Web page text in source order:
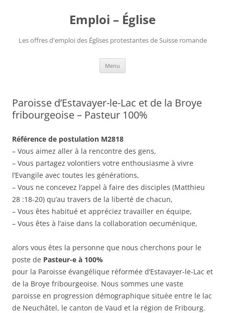
Emploi – Église
Les offres d'emploi des Églises protestantes de Suisse romande
Menu
Paroisse d’Estavayer-le-Lac et de la Broye
fribourgeoise – Pasteur 100%
Référence de postulation M2818
– Vous aimez aller à la rencontre des gens,
– Vous partagez volontiers votre enthousiasme à vivre
l’Evangile avec toutes les générations,
– Vous ne concevez l’appel à faire des disciples (Matthieu
28 :18-20) qu’au travers de la liberté de chacun,
– Vous êtes habitué et appréciez travailler en équipe,
– Vous êtes à l’aise dans la collaboration oecuménique,
alors vous êtes la personne que nous cherchons pour le
poste de Pasteur-e à 100%
pour la Paroisse évangélique réformée d’Estavayer-le-Lac et
de la Broye fribourgeoise. Nous sommes une vaste
paroisse en progression démographique située entre le lac
de Neuchâtel, le canton de Vaud et la région de Fribourg.